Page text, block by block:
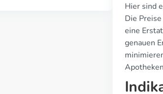
Hier sind
Die
eine
genauen